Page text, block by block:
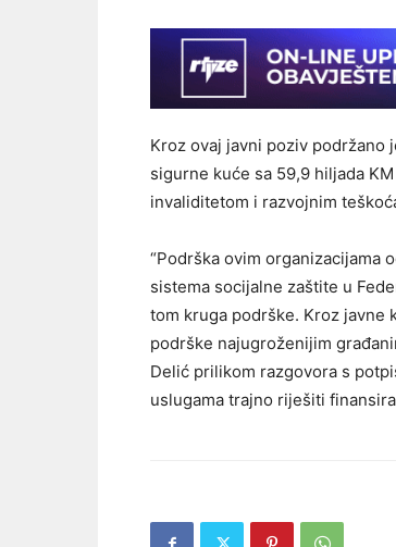
Kroz ovaj javni poziv podržano
sigurne kuće sa 59,9 hiljada
invaliditetom i razvojnim
“Podrška ovim organizacijama
sistema socijalne zaštite u
tom kruga podrške. Kroz
podrške najugroženijim
Delić prilikom razgovora s
uslugama trajno riješiti